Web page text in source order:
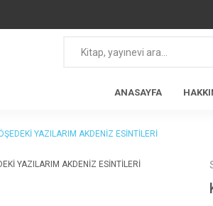
ANASAYFA
YAZILARIM AKDENİZ ESİNTİLERİ